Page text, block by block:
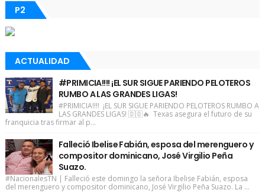
P2
ACTUALIDAD
#PRIMICIA!!!! ¡EL SUR SIGUE PARIENDO PELOTEROS
RUMBO A LAS GRANDES LIGAS!
#PRIMICIA!!!! ¡EL SUR SIGUE PARIENDO PELOTEROS RUMBO A
LAS GRANDES LIGAS! 🇩🇴🔥 Texas asegura el futuro de su
franquicia tras firmar al p...
Falleció Ibelise Fabián, esposa del merenguero y
compositor dominicano, José Virgilio Peña
Suazo.
#NacionalesTN | Falleció este domingo la señora Ibelise Fabián, esposa
del merenguero y compositor dominicano, José Virgilio Peña Suazo. La ...